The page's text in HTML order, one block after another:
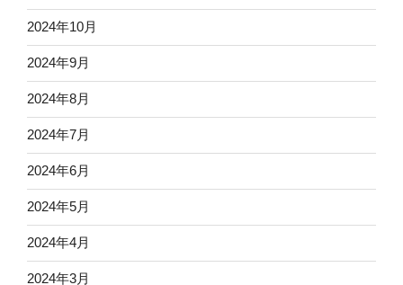
2024年10月
2024年9月
2024年8月
2024年7月
2024年6月
2024年5月
2024年4月
2024年3月